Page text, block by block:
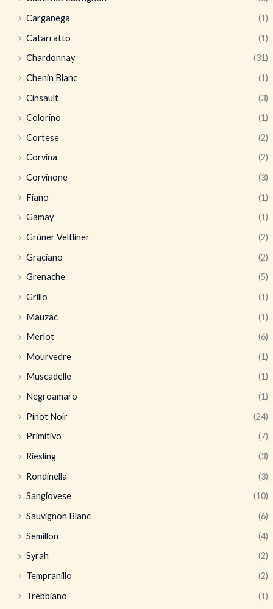
Carganega
(1)
Catarratto
(1)
Chardonnay
(31)
Chenin Blanc
(1)
Cinsault
(3)
Colorino
(1)
Cortese
(2)
Corvina
(2)
Corvinone
(3)
Fiano
(1)
Gamay
(1)
Grüner Veltliner
(2)
Graciano
(2)
Grenache
(5)
Grillo
(1)
Mauzac
(1)
Merlot
(6)
Mourvedre
(1)
Muscadelle
(1)
Negroamaro
(1)
Pinot Noir
(24)
Primitivo
(7)
Riesling
(3)
Rondinella
(3)
Sangiovese
(10)
Sauvignon Blanc
(6)
Semillon
(4)
Syrah
(2)
Tempranillo
(2)
Trebbiano
(1)